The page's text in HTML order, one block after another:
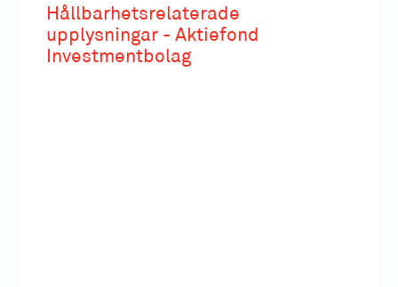
Hållbarhetsrelaterade
upplysningar - Aktiefond
Investmentbolag